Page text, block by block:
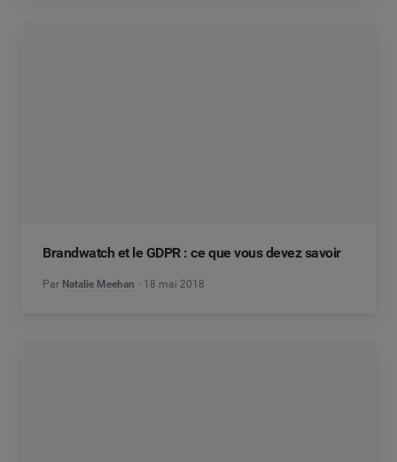
Brandwatch et le GDPR : ce que vous devez savoir
Par Natalie Meehan 18 mai 2018